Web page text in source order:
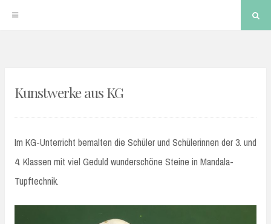
content
Kunstwerke aus KG
Im KG-Unterricht bemalten die Schüler und Schülerinnen der 3. und
4. Klassen mit viel Geduld wunderschöne Steine in Mandala-
Tupftechnik.